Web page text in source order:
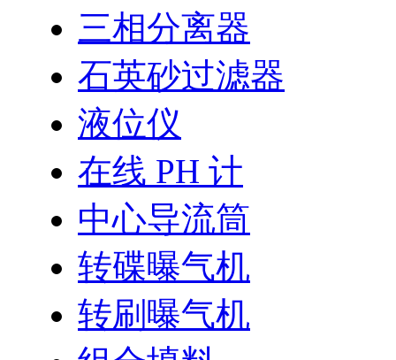
三相分离器
石英砂过滤器
液位仪
在线 PH 计
中心导流筒
转碟曝气机
转刷曝气机